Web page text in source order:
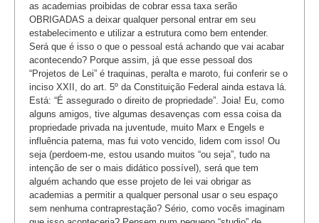
as academias proibidas de cobrar essa taxa serão
OBRIGADAS a deixar qualquer personal entrar em seu
estabelecimento e utilizar a estrutura como bem entender.
Será que é isso o que o pessoal está achando que vai acabar
acontecendo? Porque assim, já que esse pessoal dos
“Projetos de Lei” é traquinas, peralta e maroto, fui conferir se o
inciso XXII, do art. 5º da Constituição Federal ainda estava lá.
Está: “É assegurado o direito de propriedade”. Joia! Eu, como
alguns amigos, tive algumas desavenças com essa coisa da
propriedade privada na juventude, muito Marx e Engels e
influência paterna, mas fui voto vencido, lidem com isso! Ou
seja (perdoem-me, estou usando muitos “ou seja”, tudo na
intenção de ser o mais didático possível), será que tem
alguém achando que esse projeto de lei vai obrigar as
academias a permitir a qualquer personal usar o seu espaço
sem nenhuma contraprestação? Sério, como vocês imaginam